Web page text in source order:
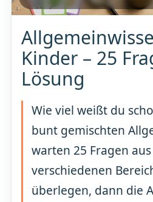
Kinder – 25
Lösung
Wie viel weißt du
bunt gemischten
warten 25 Fragen
verschiedenen
überlegen, dann die